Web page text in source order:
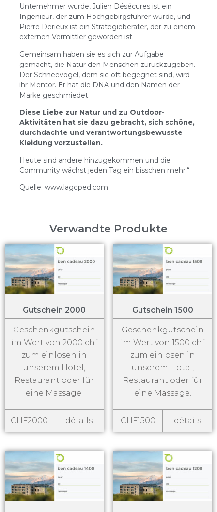
Unternehmer wurde, Julien Désécures ist ein
Ingenieur, der zum Hochgebirgsführer wurde, und
Pierre Derieux ist ein Strategieberater, der zu einem
externen Vermittler geworden ist.
Gemeinsam haben sie es sich zur Aufgabe
gemacht, die Natur den Menschen zurückzugeben.
Der Schneevogel, dem sie oft begegnet sind, wird
ihr Mentor. Er hat die DNA und den Namen der
Marke geschmiedet.
Diese Liebe zur Natur und zu Outdoor-
Aktivitäten hat sie dazu gebracht, sich schöne,
durchdachte und verantwortungsbewusste
Kleidung vorzustellen.
Heute sind andere hinzugekommen und die
Community wächst jeden Tag ein bisschen mehr.“
Quelle: www.lagoped.com
Verwandte Produkte
Gutschein 2000
Geschenkgutschein
im Wert von 2000 chf
zum einlösen in
unserem Hotel,
Restaurant oder für
eine Massage.
CHF2000 détails
Gutschein 1500
Geschenkgutschein
im Wert von 1500 chf
zum einlösen in
unserem Hotel,
Restaurant oder für
eine Massage.
CHF1500 détails